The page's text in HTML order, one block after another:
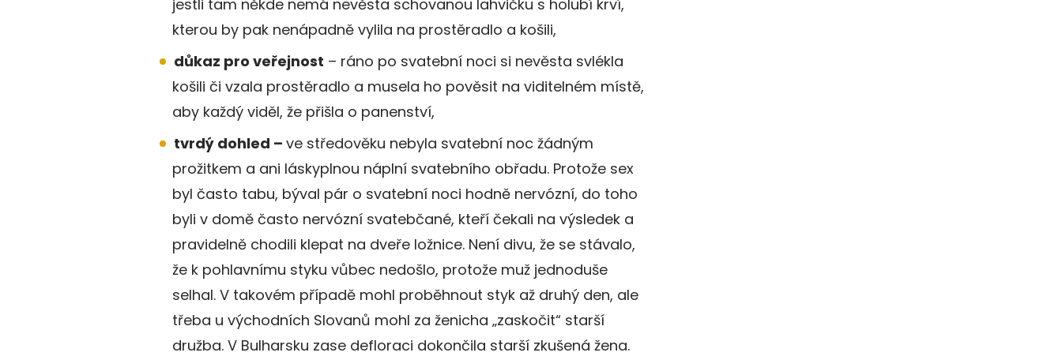
jestli tam někde nemá nevěsta schovanou lahvičku s holubí krví,
kterou by pak nenápadně vylila na prostěradlo a košili,
důkaz pro veřejnost – ráno po svatební noci si nevěsta svlékla
košili či vzala prostěradlo a musela ho pověsit na viditelném místě,
aby každý viděl, že přišla o panenství,
tvrdý dohled – ve středověku nebyla svatební noc žádným
prožitkem a ani láskyplnou náplní svatebního obřadu. Protože sex
byl často tabu, býval pár o svatební noci hodně nervózní, do toho
byli v domě často nervózní svatebčané, kteří čekali na výsledek a
pravidelně chodili klepat na dveře ložnice. Není divu, že se stávalo,
že k pohlavnímu styku vůbec nedošlo, protože muž jednoduše
selhal. V takovém případě mohl proběhnout styk až druhý den, ale
třeba u východních Slovanů mohl za ženicha „zaskočit“ starší
družba. V Bulharsku zase defloraci dokončila starší zkušená žena.